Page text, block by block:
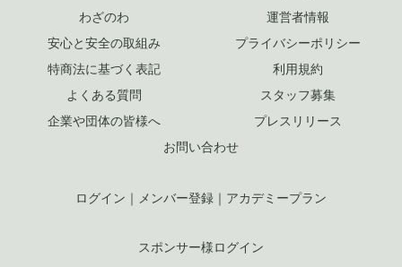
わざのわ
運営者情報
安心と安全の取組み
プライバシーポリシー
特商法に基づく表記
利用規約
よくある質問
スタッフ募集
企業や団体の皆様へ
プレスリリース
お問い合わせ
ログイン ｜ メンバー登録 ｜ アカデミープラン
スポンサー様ログイン